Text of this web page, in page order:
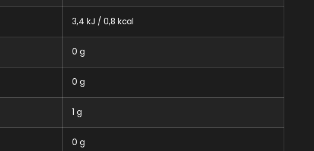
3,4 kJ / 0,8 kcal
0 g
0 g
1 g
0 g